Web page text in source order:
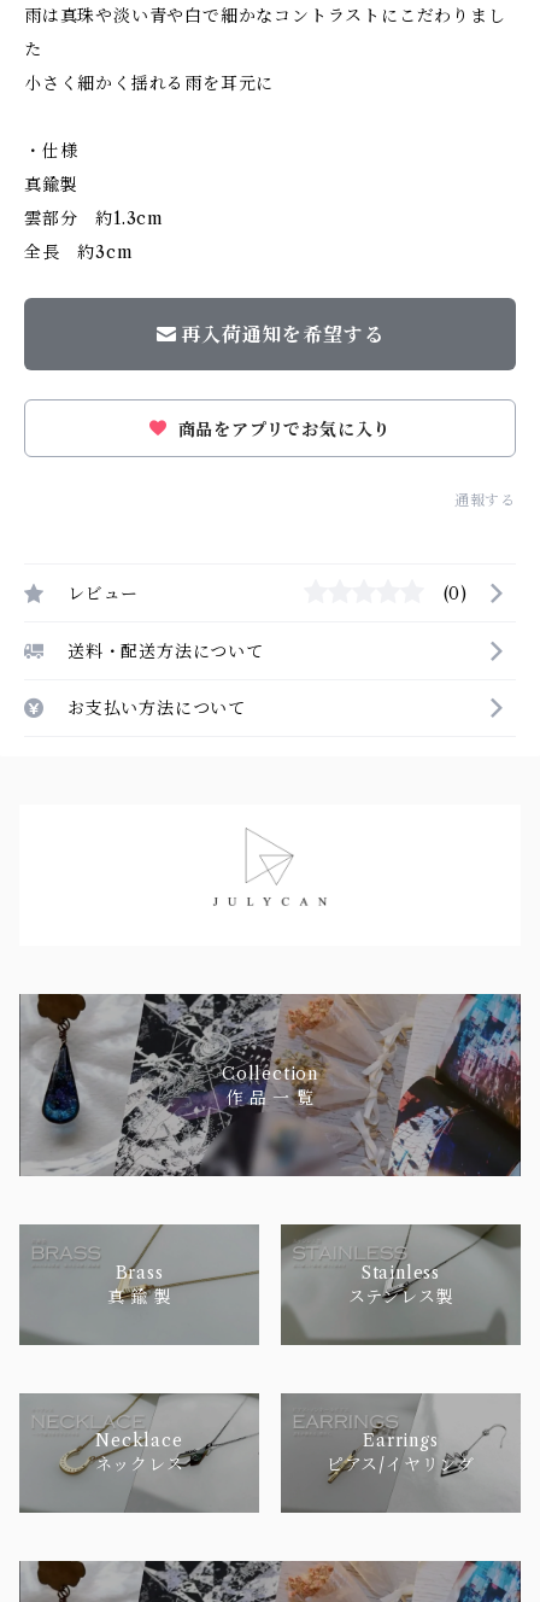
雨は真珠や淡い青や白で細かなコントラストにこだわりまし
た
小さく細かく揺れる雨を耳元に
・仕様
真鍮製
雲部分 約1.3cm
全長 約3cm
再入荷通知を希望する
商品をアプリでお気に入り
通報する
レビュー (0)
送料・配送方法について
お支払い方法について
Collection
作 品 一 覧
Brass
真 鍮 製
Stainless
ステンレス製
Necklace
ネックレス
Earrings
ピアス/イヤリング